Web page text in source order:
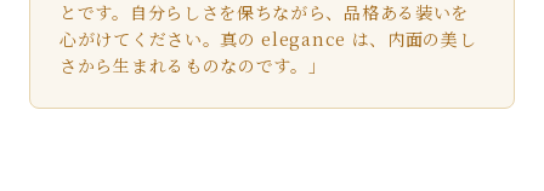
とです。自分らしさを保ちながら、品格ある装いを
心がけてください。真の elegance は、内面の美し
さから生まれるものなのです。」